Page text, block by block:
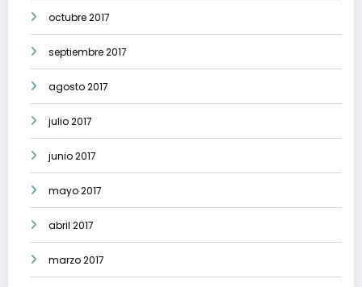
octubre 2017
septiembre 2017
agosto 2017
julio 2017
junio 2017
mayo 2017
abril 2017
marzo 2017